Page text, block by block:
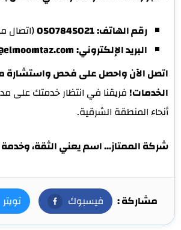
رقم الهاتف:0507845021(اتصال
البريد الإلكتروني:
اتصل الآن واحصل على فحص واستشارة
الخدمات!فريقنا في انتظار خدمتك على
أنحاء المنطقة الشرقية.
شركة الممتاز… اسم يعني الثقة،
مشاركة : فيسبوك فيسبوكتويتر